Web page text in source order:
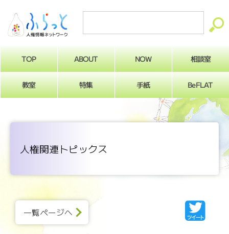
TOP ABOUT NOW 相談室
教室 特集 手紙 BeFLAT
人権関連トピックス
一覧ページへ